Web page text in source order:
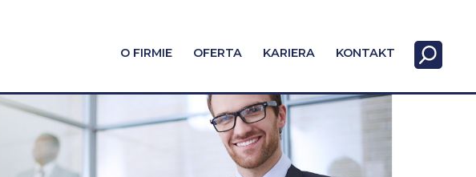
O FIRMIE OFERTA KARIERA KONTAKT